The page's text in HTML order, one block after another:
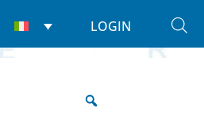
LOGIN
Ciechi / Rullato